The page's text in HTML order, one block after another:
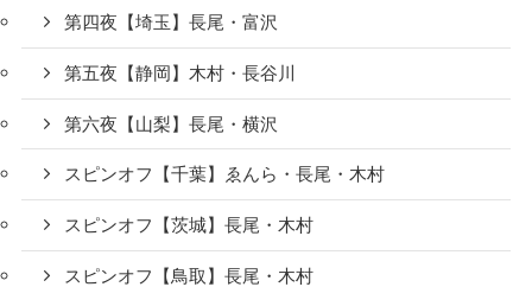
第四夜【埼玉】長尾・富沢
第五夜【静岡】木村・長谷川
第六夜【山梨】長尾・横沢
スピンオフ【千葉】ゑんら・長尾・木村
スピンオフ【茨城】長尾・木村
スピンオフ【鳥取】長尾・木村